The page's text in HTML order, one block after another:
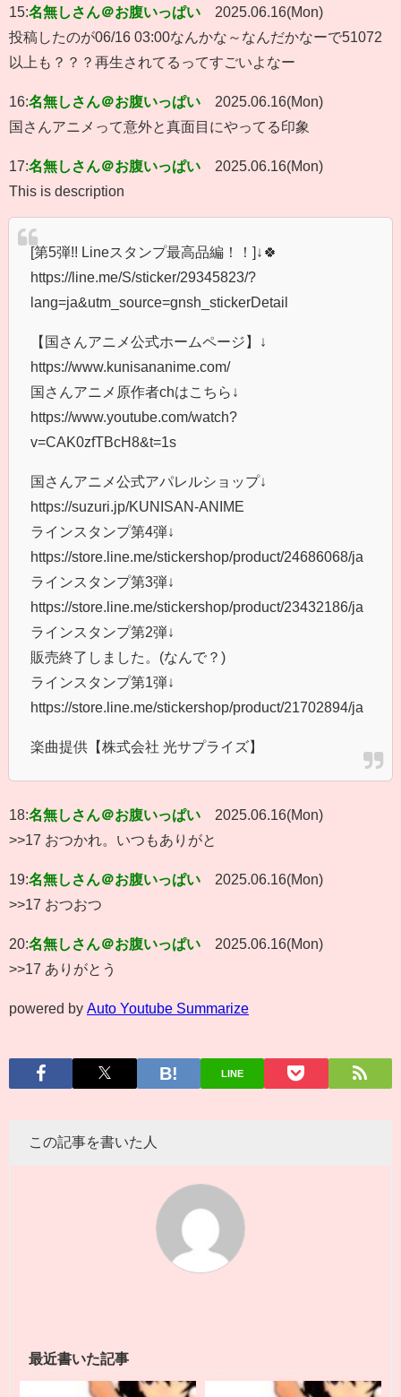
15:名無しさん＠お腹いっぱい
2025.06.16(Mon)
投稿したのが06/16 03:00なんかな～なんだかなーで51072
以上も？？？再生されてるってすごいよなー
16:名無しさん＠お腹いっぱい
2025.06.16(Mon)
国さんアニメって意外と真面目にやってる印象
17:名無しさん＠お腹いっぱい
2025.06.16(Mon)
This is description
[第5弾!! Lineスタンプ最高品編！！]↓🍀
https://line.me/S/sticker/29345823/?
lang=ja&utm_source=gnsh_stickerDetail
【国さんアニメ公式ホームページ】↓
https://www.kunisananime.com/
国さんアニメ原作者chはこちら↓
https://www.youtube.com/watch?
v=CAK0zfTBcH8&t=1s
国さんアニメ公式アパレルショップ↓
https://suzuri.jp/KUNISAN-ANIME
ラインスタンプ第4弾↓
https://store.line.me/stickershop/product/24686068/ja
ラインスタンプ第3弾↓
https://store.line.me/stickershop/product/23432186/ja
ラインスタンプ第2弾↓
販売終了しました。(なんで？)
ラインスタンプ第1弾↓
https://store.line.me/stickershop/product/21702894/ja
楽曲提供【株式会社 光サプライズ】
18:名無しさん＠お腹いっぱい
2025.06.16(Mon)
>>17 おつかれ。いつもありがと
19:名無しさん＠お腹いっぱい
2025.06.16(Mon)
>>17 おつおつ
20:名無しさん＠お腹いっぱい
2025.06.16(Mon)
>>17 ありがとう
powered by Auto Youtube Summarize
LINE
この記事を書いた人
最近書いた記事